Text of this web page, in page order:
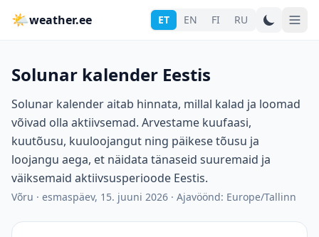
🌤weather.ee ET EN FI RU
Solunar kalender Eestis
Solunar kalender aitab hinnata, millal kalad ja loomad
võivad olla aktiivsemad. Arvestame kuufaasi,
kuutõusu, kuuloojangut ning päikese tõusu ja
loojangu aega, et näidata tänaseid suuremaid ja
väiksemaid aktiivsusperioode Eestis.
Võru · esmaspäev, 15. juuni 2026 · Ajavöönd: Europe/Tallinn